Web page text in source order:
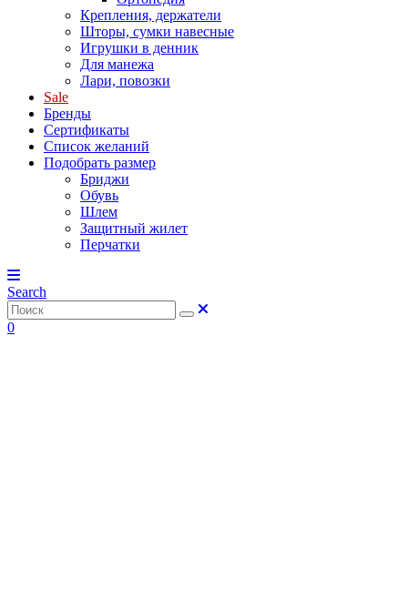
Крепления, держатели
Шторы, сумки навесные
Игрушки в денник
Для манежа
Лари, повозки
Sale
Бренды
Сертификаты
Список желаний
Подобрать размер
Бриджи
Обувь
Шлем
Защитный жилет
Перчатки
Search
0